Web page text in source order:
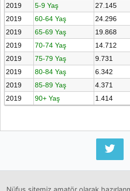
2019
5-9 Yaş 27.145
2019
60-64 Yaş 24.296
2019
65-69 Yaş 19.868
2019
70-74 Yaş 14.712
2019
75-79 Yaş 9.731
2019
80-84 Yaş 6.342
2019
85-89 Yaş 4.371
2019
90+ Yaş 1.414
Nüfus sitemiz amatör olarak